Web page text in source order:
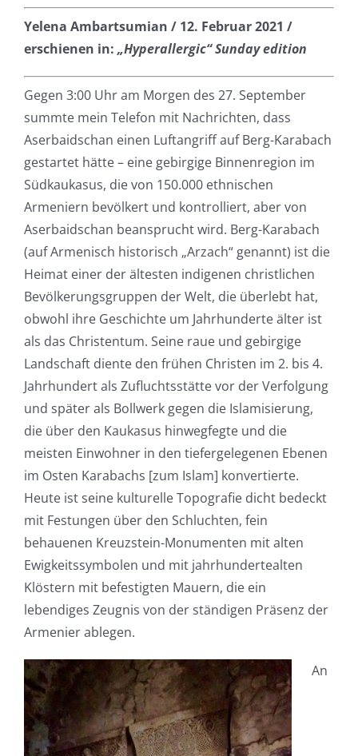
Yelena Ambartsumian / 12. Februar 2021 /
erschienen in: „Hyperallergic“ Sunday edition
Gegen 3:00 Uhr am Morgen des 27. September
summte mein Telefon mit Nachrichten, dass
Aserbaidschan einen Luftangriff auf Berg-Karabach
gestartet hätte – eine gebirgige Binnenregion im
Südkaukasus, die von 150.000 ethnischen
Armeniern bevölkert und kontrolliert, aber von
Aserbaidschan beansprucht wird. Berg-Karabach
(auf Armenisch historisch „Arzach“ genannt) ist die
Heimat einer der ältesten indigenen christlichen
Bevölkerungsgruppen der Welt, die überlebt hat,
obwohl ihre Geschichte um Jahrhunderte älter ist
als das Christentum. Seine raue und gebirgige
Landschaft diente den frühen Christen im 2. bis 4.
Jahrhundert als Zufluchtsstätte vor der Verfolgung
und später als Bollwerk gegen die Islamisierung,
die über den Kaukasus hinwegfegte und die
meisten Einwohner in den tiefergelegenen Ebenen
im Osten Karabachs [zum Islam] konvertierte.
Heute ist seine kulturelle Topografie dicht bedeckt
mit Festungen über den Schluchten, fein
behauenen Kreuzstein-Monumenten mit alten
Ewigkeitssymbolen und mit jahrhundertealten
Klöstern mit befestigten Mauern, die ein
lebendiges Zeugnis von der ständigen Präsenz der
Armenier ablegen.
An